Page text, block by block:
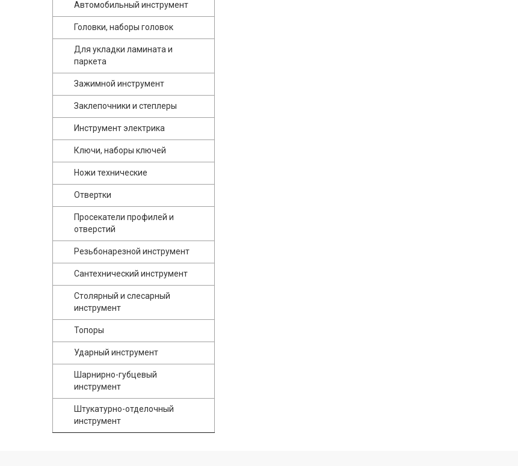
Автомобильный инструмент
Головки, наборы головок
Для укладки ламината и
паркета
Зажимной инструмент
Заклепочники и степлеры
Инструмент электрика
Ключи, наборы ключей
Ножи технические
Отвертки
Просекатели профилей и
отверстий
Резьбонарезной инструмент
Сантехнический инструмент
Столярный и слесарный
инструмент
Топоры
Ударный инструмент
Шарнирно-губцевый
инструмент
Штукатурно-отделочный
инструмент